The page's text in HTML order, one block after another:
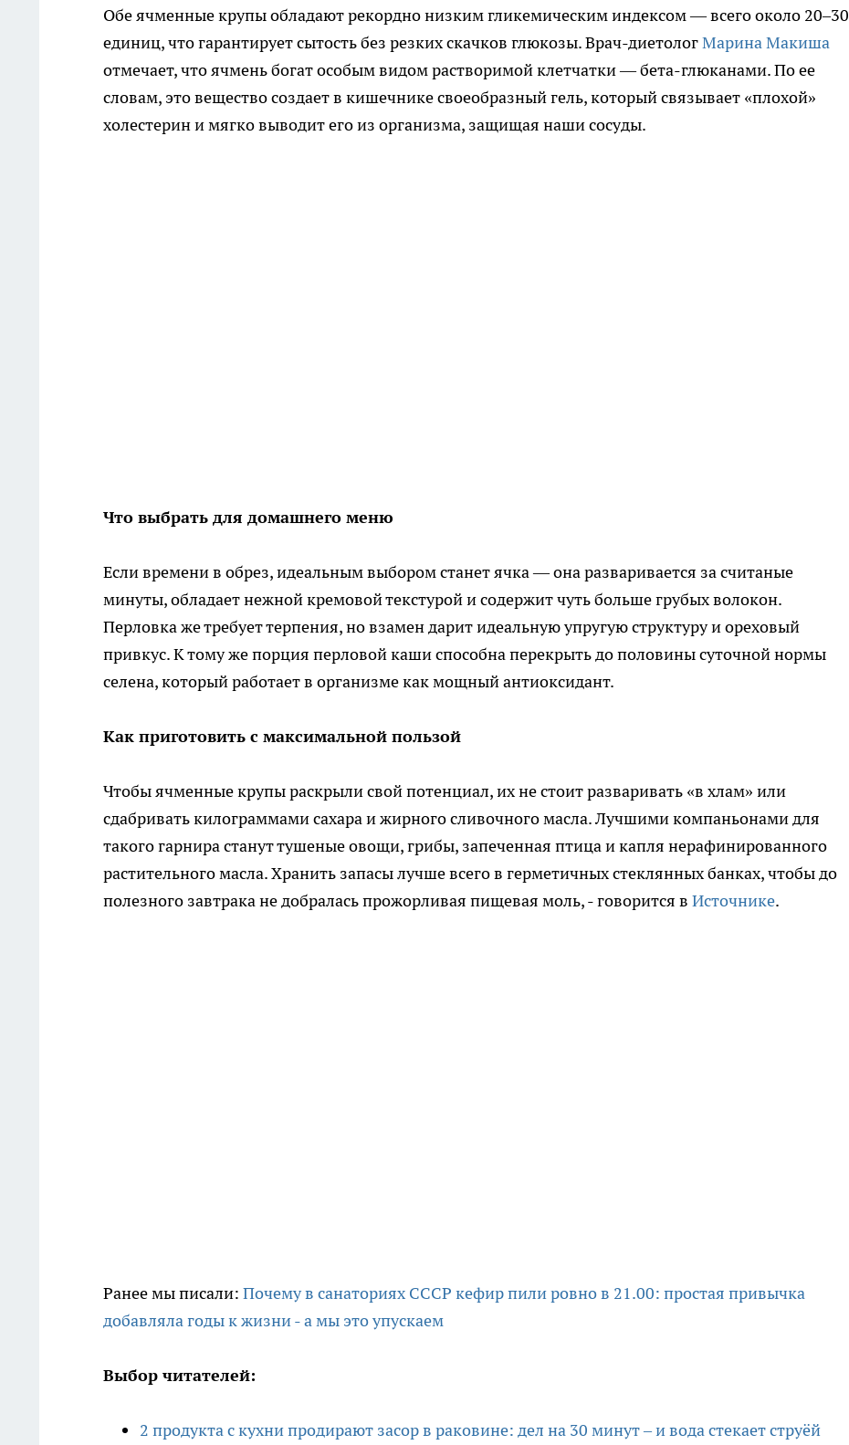
Обе ячменные крупы обладают рекордно низким гликемическим индексом — всего около 20–30
единиц, что гарантирует сытость без резких скачков глюкозы. Врач-диетологМарина Макиша
отмечает, что ячмень богат особым видом растворимой клетчатки — бета-глюканами. По ее
словам, это вещество создает в кишечнике своеобразный гель, который связывает «плохой»
холестерин и мягко выводит его из организма, защищая наши сосуды.
Что выбрать для домашнего меню
Если времени в обрез, идеальным выбором станет ячка — она разваривается за считаные
минуты, обладает нежной кремовой текстурой и содержит чуть больше грубых волокон.
Перловка же требует терпения, но взамен дарит идеальную упругую структуру и ореховый
привкус. К тому же порция перловой каши способна перекрыть до половины суточной нормы
селена, который работает в организме как мощный антиоксидант.
Как приготовить с максимальной пользой
Чтобы ячменные крупы раскрыли свой потенциал, их не стоит разваривать «в хлам» или
сдабривать килограммами сахара и жирного сливочного масла. Лучшими компаньонами для
такого гарнира станут тушеные овощи, грибы, запеченная птица и капля нерафинированного
растительного масла. Хранить запасы лучше всего в герметичных стеклянных банках, чтобы до
полезного завтрака не добралась прожорливая пищевая моль, - говорится в Источнике.
Ранее мы писали: Почему в санаториях СССР кефир пили ровно в 21.00: простая привычка
добавляла годы к жизни - а мы это упускаем
Выбор читателей:
2 продукта с кухни продирают засор в раковине: дел на 30 минут – и вода стекает струёй